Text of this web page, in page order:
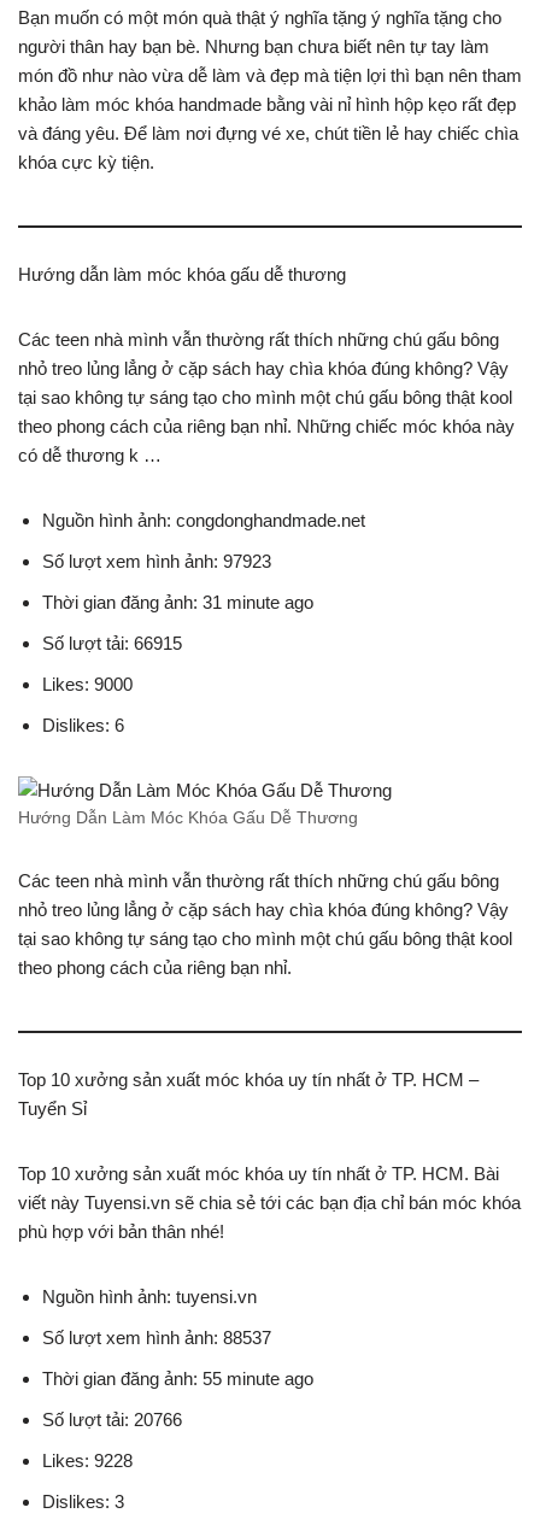
Bạn muốn có một món quà thật ý nghĩa tặng ý nghĩa tặng cho
người thân hay bạn bè. Nhưng bạn chưa biết nên tự tay làm
món đồ như nào vừa dễ làm và đẹp mà tiện lợi thì bạn nên tham
khảo làm móc khóa handmade bằng vài nỉ hình hộp kẹo rất đẹp
và đáng yêu. Để làm nơi đựng vé xe, chút tiền lẻ hay chiếc chìa
khóa cực kỳ tiện.
Hướng dẫn làm móc khóa gấu dễ thương
Các teen nhà mình vẫn thường rất thích những chú gấu bông
nhỏ treo lủng lẳng ở cặp sách hay chìa khóa đúng không? Vậy
tại sao không tự sáng tạo cho mình một chú gấu bông thật kool
theo phong cách của riêng bạn nhỉ. Những chiếc móc khóa này
có dễ thương k …
Nguồn hình ảnh: congdonghandmade.net
Số lượt xem hình ảnh: 97923
Thời gian đăng ảnh: 31 minute ago
Số lượt tải: 66915
Likes: 9000
Dislikes: 6
Hướng Dẫn Làm Móc Khóa Gấu Dễ Thương
Các teen nhà mình vẫn thường rất thích những chú gấu bông
nhỏ treo lủng lẳng ở cặp sách hay chìa khóa đúng không? Vậy
tại sao không tự sáng tạo cho mình một chú gấu bông thật kool
theo phong cách của riêng bạn nhỉ.
Top 10 xưởng sản xuất móc khóa uy tín nhất ở TP. HCM –
Tuyển Sỉ
Top 10 xưởng sản xuất móc khóa uy tín nhất ở TP. HCM. Bài
viết này Tuyensi.vn sẽ chia sẻ tới các bạn địa chỉ bán móc khóa
phù hợp với bản thân nhé!
Nguồn hình ảnh: tuyensi.vn
Số lượt xem hình ảnh: 88537
Thời gian đăng ảnh: 55 minute ago
Số lượt tải: 20766
Likes: 9228
Dislikes: 3